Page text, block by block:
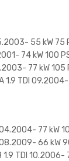
55 kW 75
74 kW 100
77 kW 105
1.9 TDI
77 kW
66 kW
TDI 10.2006-